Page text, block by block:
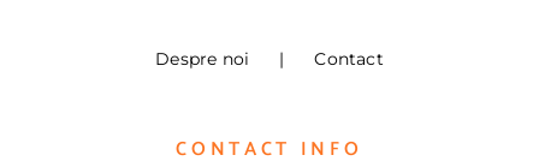
Despre noi Contact
CONTACT INFO